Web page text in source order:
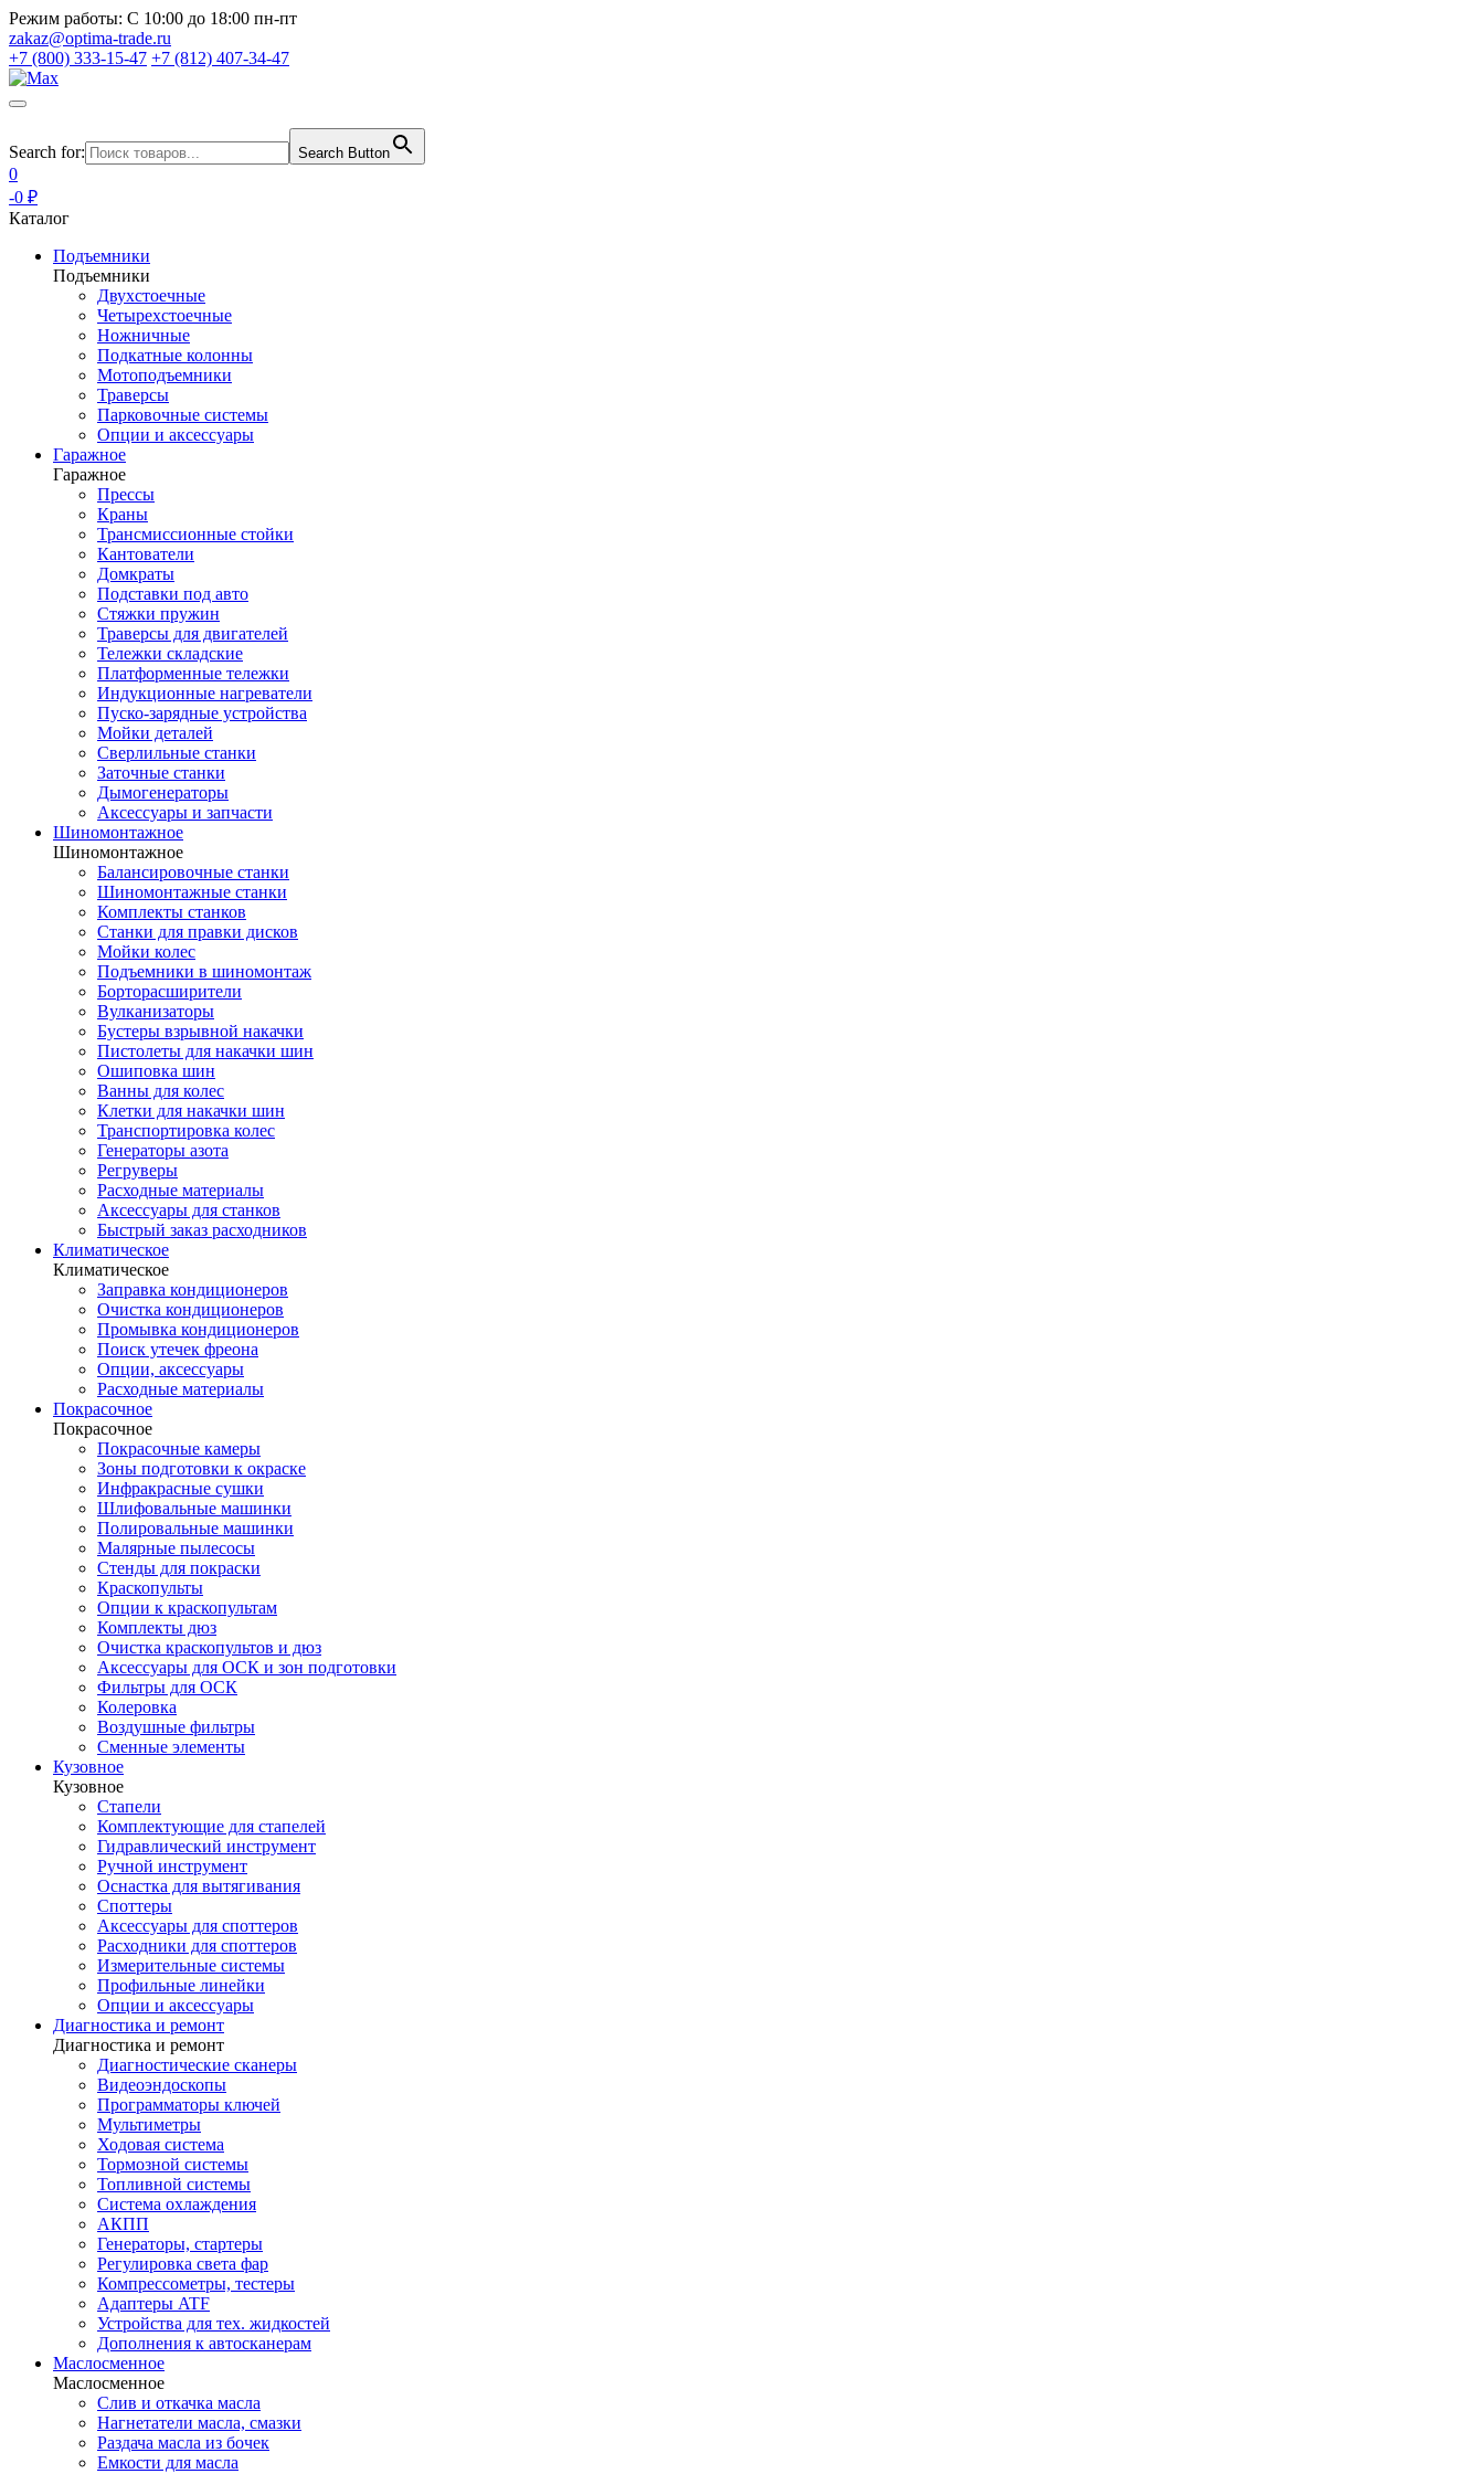
Режим работы: С 10:00 до 18:00 пн-пт
zakaz@optima-trade.ru
+7 (800) 333-15-47 +7 (812) 407-34-47
Search for: Search Button
0
-0 ₽
Каталог
Подъемники
Подъемники
Двухстоечные
Четырехстоечные
Ножничные
Подкатные колонны
Мотоподъемники
Траверсы
Парковочные системы
Опции и аксессуары
Гаражное
Гаражное
Прессы
Краны
Трансмиссионные стойки
Кантователи
Домкраты
Подставки под авто
Стяжки пружин
Траверсы для двигателей
Тележки складские
Платформенные тележки
Индукционные нагреватели
Пуско-зарядные устройства
Мойки деталей
Сверлильные станки
Заточные станки
Дымогенераторы
Аксессуары и запчасти
Шиномонтажное
Шиномонтажное
Балансировочные станки
Шиномонтажные станки
Комплекты станков
Станки для правки дисков
Мойки колес
Подъемники в шиномонтаж
Борторасширители
Вулканизаторы
Бустеры взрывной накачки
Пистолеты для накачки шин
Ошиповка шин
Ванны для колес
Клетки для накачки шин
Транспортировка колес
Генераторы азота
Регруверы
Расходные материалы
Аксессуары для станков
Быстрый заказ расходников
Климатическое
Климатическое
Заправка кондиционеров
Очистка кондиционеров
Промывка кондиционеров
Поиск утечек фреона
Опции, аксессуары
Расходные материалы
Покрасочное
Покрасочное
Покрасочные камеры
Зоны подготовки к окраске
Инфракрасные сушки
Шлифовальные машинки
Полировальные машинки
Малярные пылесосы
Стенды для покраски
Краскопульты
Опции к краскопультам
Комплекты дюз
Очистка краскопультов и дюз
Аксессуары для ОСК и зон подготовки
Фильтры для ОСК
Колеровка
Воздушные фильтры
Сменные элементы
Кузовное
Кузовное
Стапели
Комплектующие для стапелей
Гидравлический инструмент
Ручной инструмент
Оснастка для вытягивания
Споттеры
Аксессуары для споттеров
Расходники для споттеров
Измерительные системы
Профильные линейки
Опции и аксессуары
Диагностика и ремонт
Диагностика и ремонт
Диагностические сканеры
Видеоэндоскопы
Программаторы ключей
Мультиметры
Ходовая система
Тормозной системы
Топливной системы
Система охлаждения
АКПП
Генераторы, стартеры
Регулировка света фар
Компрессометры, тестеры
Адаптеры ATF
Устройства для тех. жидкостей
Дополнения к автосканерам
Маслосменное
Маслосменное
Слив и откачка масла
Нагнетатели масла, смазки
Раздача масла из бочек
Емкости для масла